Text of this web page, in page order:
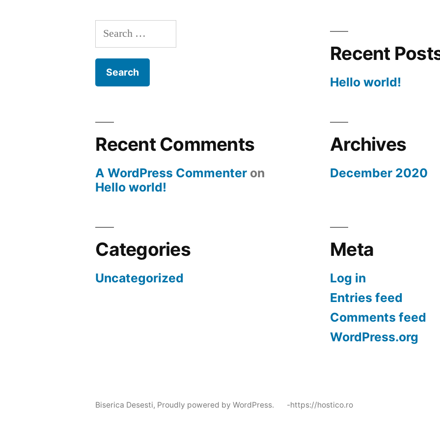
Search
for:
Recent
Hello world!
Recent Comments
A WordPress Commenter on
Hello world!
Archives
December 2020
Categories
Uncategorized
Meta
Log in
Entries feed
Comments feed
WordPress.org
Biserica Desesti, Proudly powered by WordPress. -https://hostico.ro